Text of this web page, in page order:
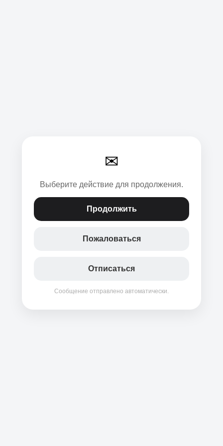
✉
Выберите действие для продолжения.
Продолжить
Пожаловаться
Отписаться
Сообщение отправлено автоматически.